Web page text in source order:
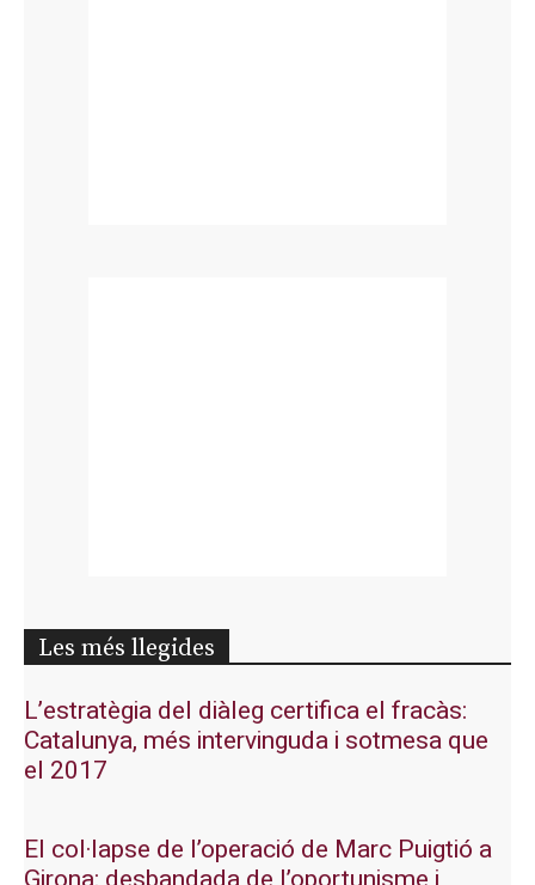
Les més llegides
L’estratègia del diàleg certifica el fracàs:
Catalunya, més intervinguda i sotmesa que
el 2017
El col·lapse de l’operació de Marc Puigtió a